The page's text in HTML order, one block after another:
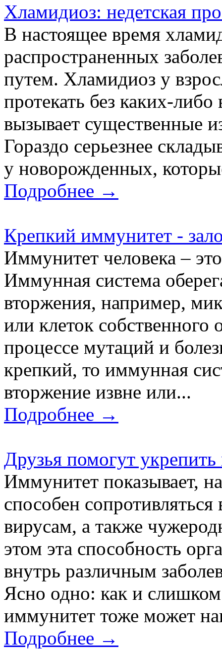
Хламидиоз: недетская
В настоящее время
распространенных
путем. Хламидиоз у
протекать без каких-
вызывает существенные
Гораздо серьезнее
у новорожденных,
Подробнее →
Крепкий иммунитет -
Иммунитет человека –
Иммунная система
вторжения, например,
или клеток
процессе мутаций и
крепкий, то иммунная
вторжение извне или...
Подробнее →
Друзья помогут
Иммунитет показывает,
способен
вирусам, а также
этом эта способность
внутрь различным
Ясно одно: как и
иммунитет тоже может
Подробнее →